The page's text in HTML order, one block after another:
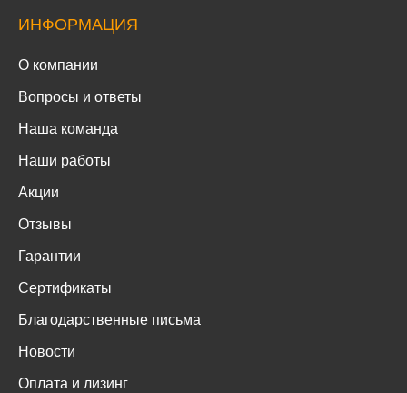
ИНФОРМАЦИЯ
О компании
Вопросы и ответы
Наша команда
Наши работы
Акции
Отзывы
Гарантии
Сертификаты
Благодарственные письма
Новости
Оплата и лизинг